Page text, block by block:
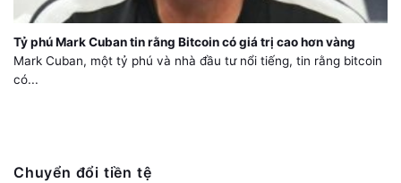
Tỷ phú Mark Cuban tin rằng Bitcoin có giá trị cao hơn vàng
Mark Cuban, một tỷ phú và nhà đầu tư nổi tiếng, tin rằng bitcoin
có...
Chuyển đổi tiền tệ